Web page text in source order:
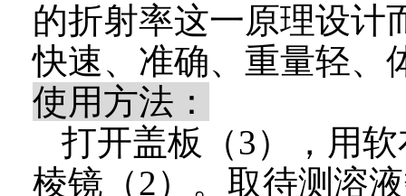
的折射率这一原理设计
快速、准确、重量轻、
使用方法：
打开盖板（3），用
棱镜（2）。取待测溶